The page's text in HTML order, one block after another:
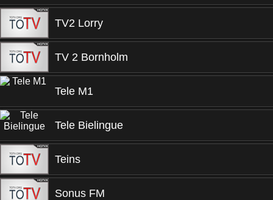
TV2 Lorry
TV 2 Bornholm
Tele M1
Tele Bielingue
Teins
Sonus FM